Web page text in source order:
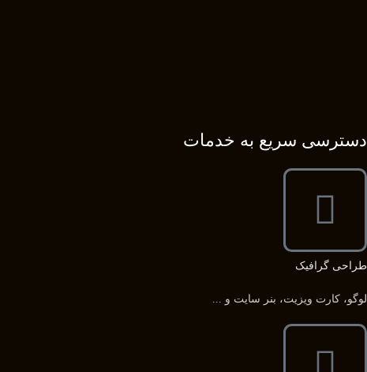
دسترسی سریع به خدمات
طراحی گرافیک
لوگو، کارت ویزیت، بنر سایت و ...